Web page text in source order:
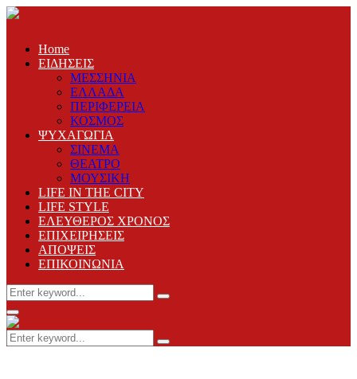
Home
ΕΙΔΗΣΕΙΣ
ΜΕΣΣΗΝΙΑ
ΕΛΛΑΔΑ
ΠΕΡΙΦΕΡΕΙΑ
ΚΟΣΜΟΣ
ΨΥΧΑΓΩΓΙΑ
ΣΙΝΕΜΑ
ΘΕΑΤΡΟ
ΜΟΥΣΙΚΗ
LIFE IN THE CITY
LIFE STYLE
ΕΛΕΥΘΕΡΟΣ ΧΡΟΝΟΣ
ΕΠΙΧΕΙΡΗΣΕΙΣ
ΑΠΟΨΕΙΣ
ΕΠΙΚΟΙΝΩΝΙΑ
Search
for:
Search
Primary
Menu
Search
for:
Search